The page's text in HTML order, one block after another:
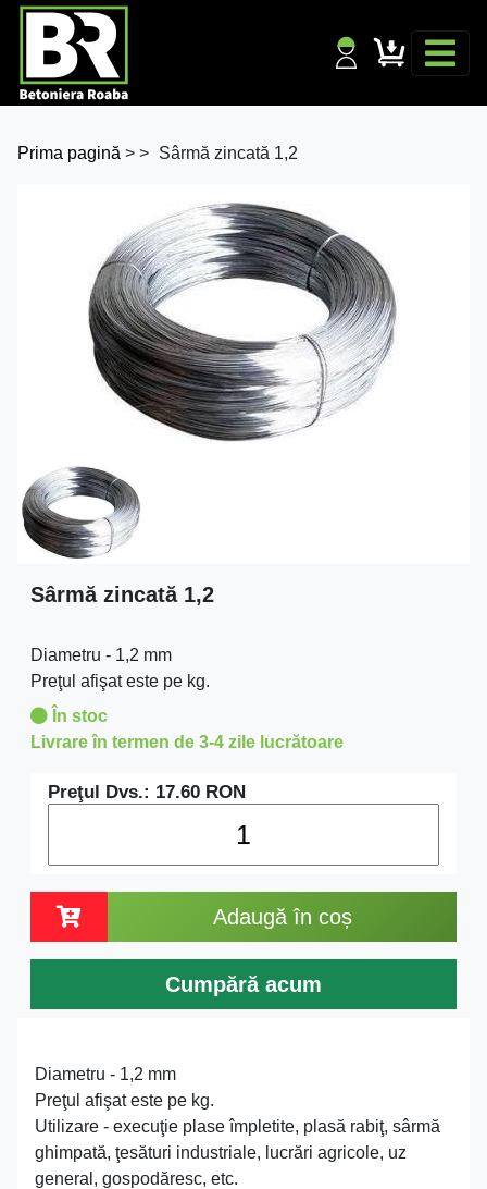
Prima pagină > > Sârmă zincată 1,2
Sârmă zincată 1,2
Diametru - 1,2 mm
Preţul afişat este pe kg.
În stoc
Livrare în termen de 3-4 zile lucrătoare
Preţul Dvs.: 17.60 RON
Adaugă în coș
Cumpără acum
Diametru - 1,2 mm
Preţul afişat este pe kg.
Utilizare - execuţie plase împletite, plasă rabiţ, sârmă
ghimpată, ţesături industriale, lucrări agricole, uz
general, gospodăresc, etc.